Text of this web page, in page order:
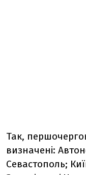
Так,
визначені:
Севастополь;